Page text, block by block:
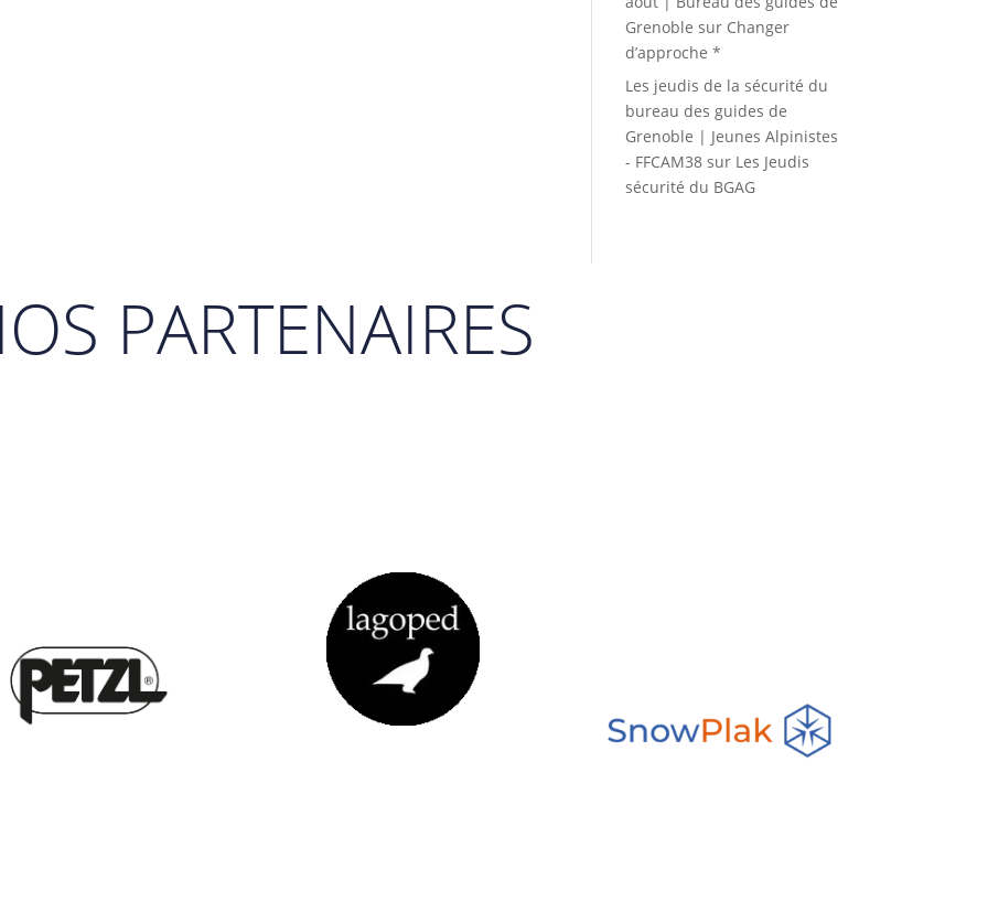
Grenoble sur Changer
d’approche *
Les jeudis de la sécurité du
bureau des guides de
Grenoble | Jeunes Alpinistes
- FFCAM38 sur Les Jeudis
sécurité du BGAG
PARTENAIRES